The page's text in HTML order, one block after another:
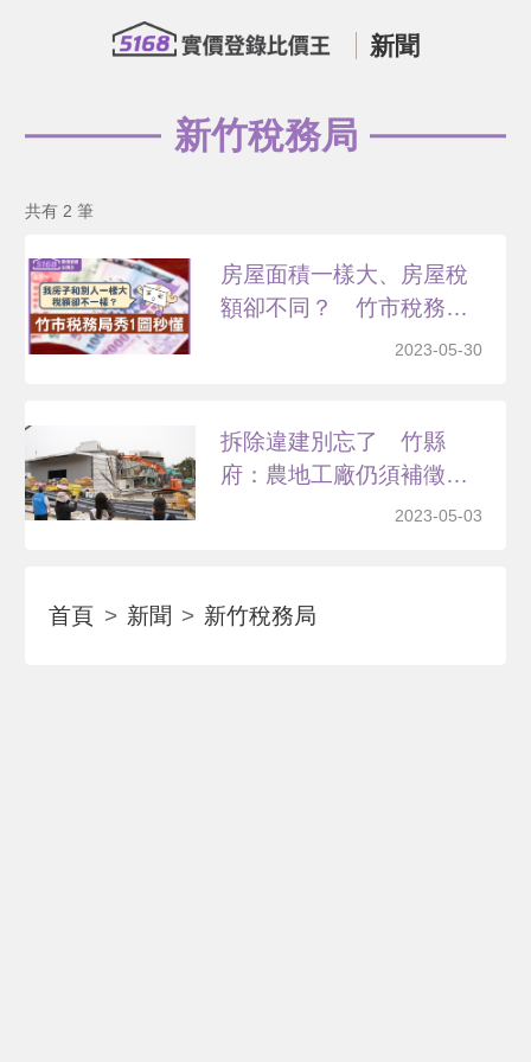
新聞
新竹稅務局
共有 2 筆
房屋面積一樣大、房屋稅
額卻不同？ 竹市稅務局
2023-05-30
拆除違建別忘了 竹縣
府：農地工廠仍須補徵房
2023-05-03
首頁 新聞 新竹稅務局